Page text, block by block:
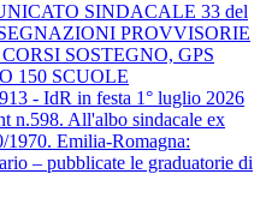
SINDACALE 33 del
PROVVISORIE
SOSTEGNO, GPS
150 SCUOLE
- IdR in festa 1° luglio 2026
n.598. All'albo sindacale ex
1970. Emilia-Romagna:
– pubblicate le graduatorie di